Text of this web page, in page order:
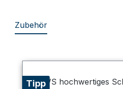
Zubehör
Tipp